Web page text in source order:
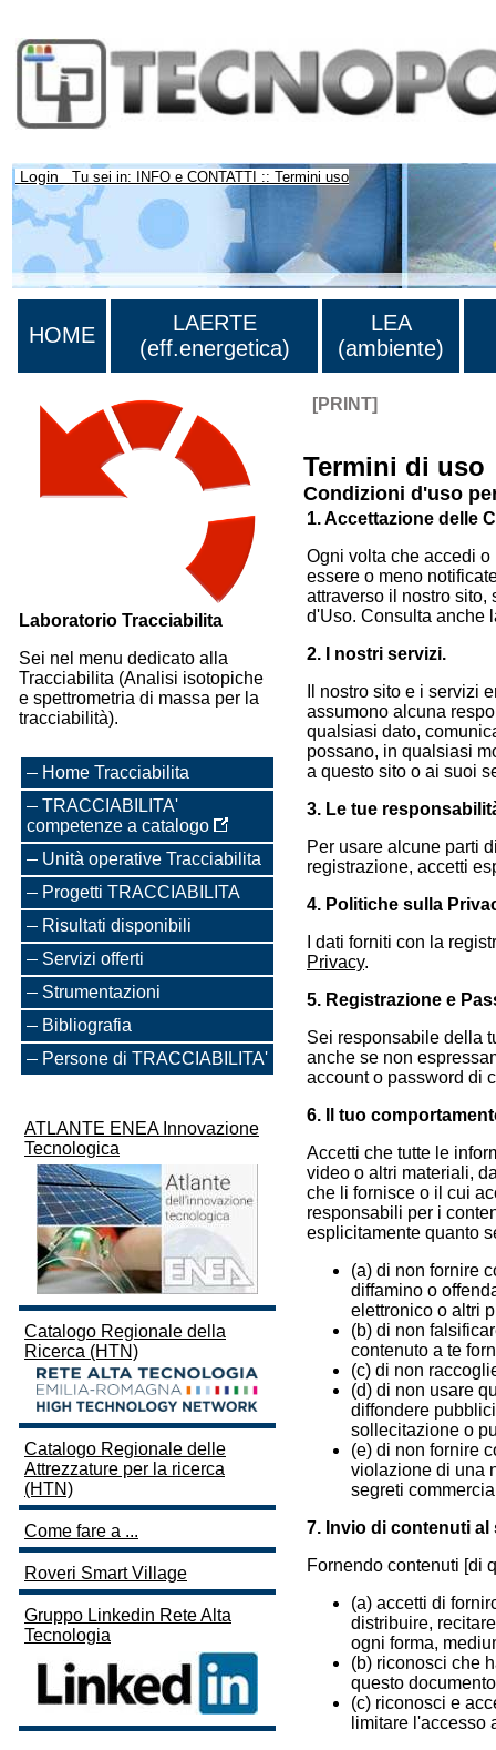
Login Tu sei in: INFO e CONTATTI :: Termini uso
HOME
LAERTE
(eff.energetica)
LEA
(ambiente)
Laboratorio Tracciabilita
Sei nel menu dedicato alla
Tracciabilita (Analisi isotopiche
e spettrometria di massa per la
tracciabilità).
Home Tracciabilita
TRACCIABILITA'
competenze a catalogo
Unità operative Tracciabilita
Progetti TRACCIABILITA
Risultati disponibili
Servizi offerti
Strumentazioni
Bibliografia
Persone di TRACCIABILITA'
ATLANTE ENEA Innovazione
Tecnologica
Catalogo Regionale della
Ricerca (HTN)
Catalogo Regionale delle
Attrezzature per la ricerca
(HTN)
Come fare a ...
Roveri Smart Village
Gruppo Linkedin Rete Alta
Tecnologia
[PRINT]
Termini di uso
Condizioni d'uso
1. Accettazione delle
Ogni volta che accedi
essere o meno
attraverso il nostro
d'Uso. Consulta anche
2. I nostri servizi.
Il nostro sito e i servizi
assumono alcuna
qualsiasi dato,
possano, in qualsiasi
a questo sito o ai suoi
3. Le tue
Per usare alcune parti
registrazione, accetti
4. Politiche sulla
I dati forniti con la
Privacy.
5. Registrazione e
Sei responsabile della
anche se non
account o password di
6. Il tuo
Accetti che tutte le
video o altri materiali,
che li fornisce o il cui
responsabili per i
esplicitamente quanto
(a) di non fornire
diffamino o
elettronico o altri
(b) di non
contenuto a te
(c) di non
(d) di non usare
diffondere
sollecitazione o
(e) di non fornire
violazione di una
segreti
7. Invio di contenuti al
Fornendo contenuti [di
(a) accetti di
distribuire,
ogni forma,
(b) riconosci che
questo
(c) riconosci e
limitare l'accesso